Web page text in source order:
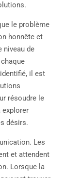
le problème
honnête et
niveau de
il est
résoudre le
explorer
désirs.
Les
et attendent
Lorsque la